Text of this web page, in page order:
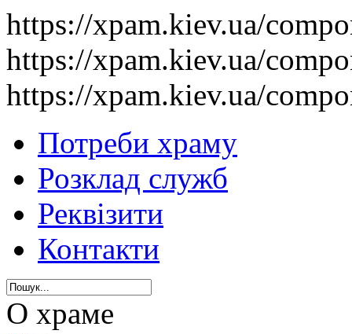
https://xpam.kiev.ua/
https://xpam.kiev.ua/
https://xpam.kiev.ua/
Потреби храму
Розклад служб
Реквізити
Контакти
О храме